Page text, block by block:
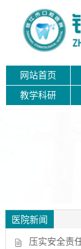
网站首页
教学科研
医院新闻
压实安全责